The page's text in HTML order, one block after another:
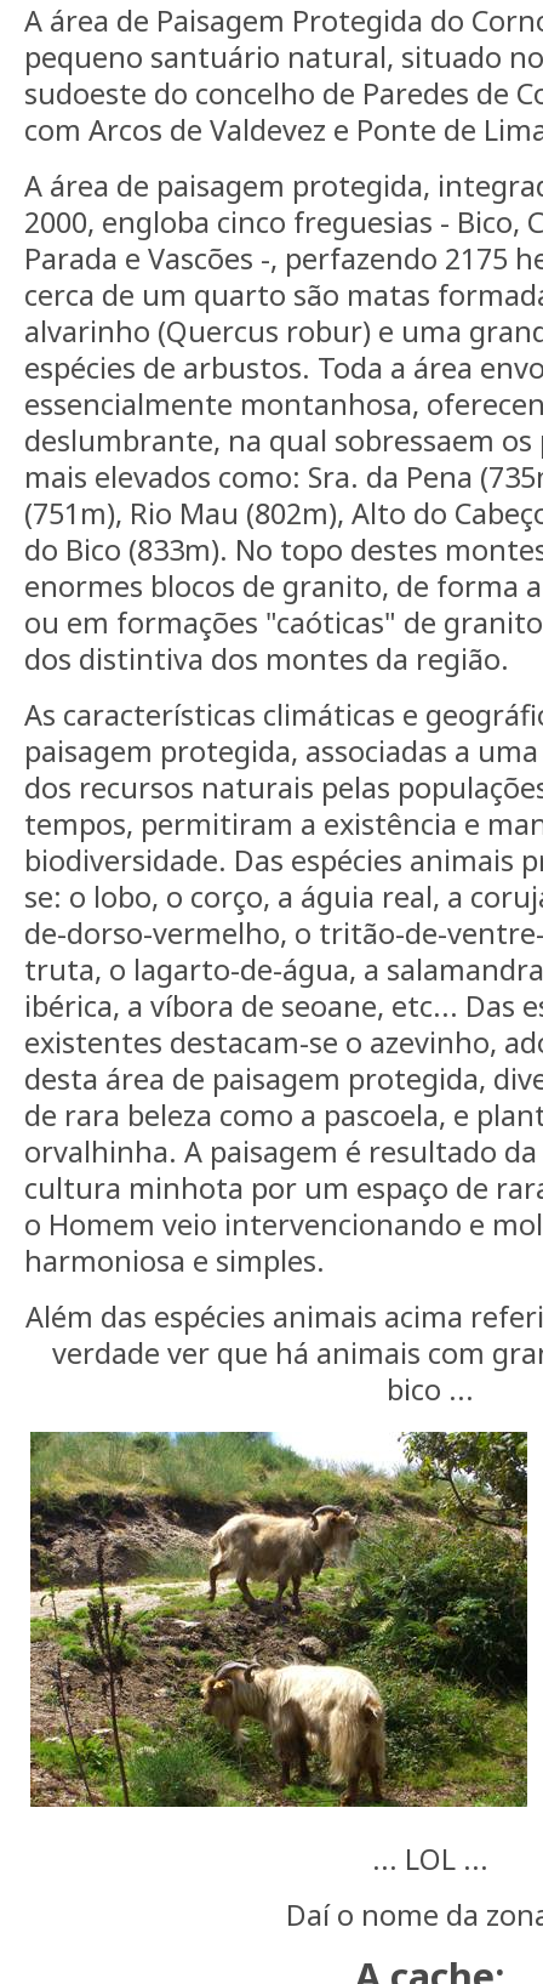
A área de Paisagem Protegida do
pequeno santuário natural, situado
sudoeste do concelho de Paredes de
com Arcos de Valdevez e Ponte de
A área de paisagem protegida,
2000, engloba cinco freguesias - Bico,
Parada e Vascões -, perfazendo 2175
cerca de um quarto são matas
alvarinho (Quercus robur) e uma
espécies de arbustos. Toda a área
essencialmente montanhosa,
deslumbrante, na qual sobressaem
mais elevados como: Sra. da Pena
(751m), Rio Mau (802m), Alto do
do Bico (833m). No topo destes
enormes blocos de granito, de forma
ou em formações "caóticas" de
dos distintiva dos montes da região.
As características climáticas e
paisagem protegida, associadas a
dos recursos naturais pelas
tempos, permitiram a existência e
biodiversidade. Das espécies animais
se: o lobo, o corço, a águia real, a
de-dorso-vermelho, o tritão-de-
truta, o lagarto-de-água, a
ibérica, a víbora de seoane, etc... Das
existentes destacam-se o azevinho,
desta área de paisagem protegida,
de rara beleza como a pascoela, e
orvalhinha. A paisagem é resultado
cultura minhota por um espaço de
o Homem veio intervencionando e
harmoniosa e simples.
Além das espécies animais acima
verdade ver que há animais com
bico ...
... LOL ...
Daí o nome da